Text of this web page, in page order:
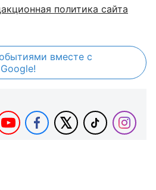
политика сайта
вместе с